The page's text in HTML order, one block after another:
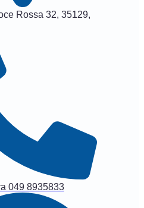
Rossa 32, 35129,
049 8935833